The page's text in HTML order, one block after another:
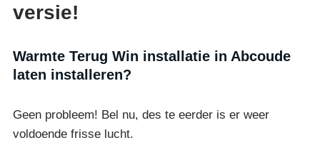
versie!
Warmte Terug Win installatie in Abcoude
laten installeren?
Geen probleem! Bel nu, des te eerder is er weer
voldoende frisse lucht.